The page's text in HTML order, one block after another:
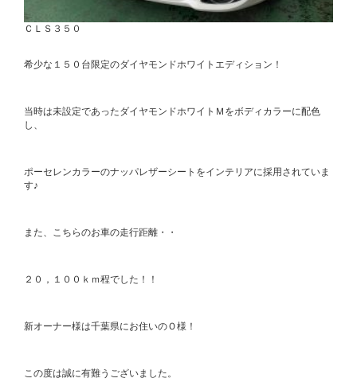
ＣＬＳ３５０
希少な１５０台限定のダイヤモンドホワイトエディション！
当時は未設定であったダイヤモンドホワイトＭをボディカラーに配色
し、
ポーセレンカラーのナッパレザーシートをインテリアに採用されていま
す♪
また、こちらのお車の走行距離・・
２０，１００ｋｍ程でした！！
新オーナー様は千葉県にお住いのＯ様！
この度は誠に有難うございました。